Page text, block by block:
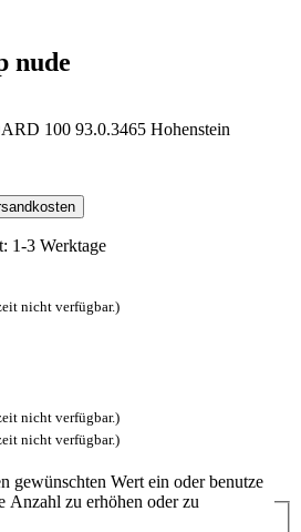
nude
1-3 Werktage
nicht verfügbar.)
nicht verfügbar.)
nicht verfügbar.)
gewünschten Wert ein oder benutze
Anzahl zu erhöhen oder zu